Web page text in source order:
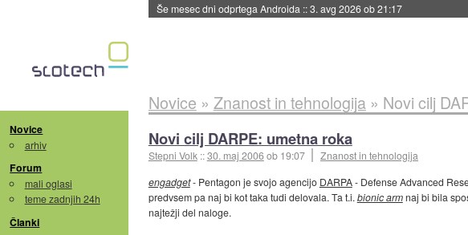
Še mesec dni odprtega Androida ::3. avg 2026 ob 21:17
Novice
arhiv
Forum
mali oglasi
teme zadnjih 24h
Članki
Novice » Znanost in tehnologija» Novi cilj
Novi cilj DARPE: umetna roka
Stepni Volk ::30. maj 2006ob 19:07
Znanost in tehnologija
engadget- Pentagon je svojo agencijo DARPA- Defense Advanced
predvsem pa naj bi kot taka tudi delovala. Ta t.i. bionic armnaj bi bila
najtežji del naloge.